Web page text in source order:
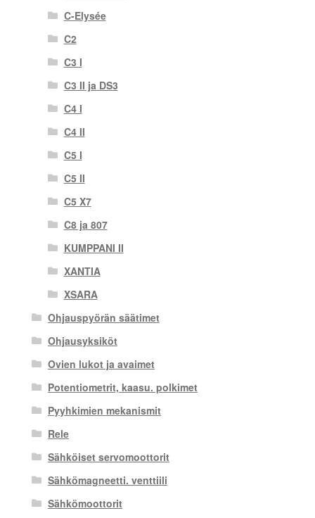
C-Elysée
C2
C3 I
C3 II ja DS3
C4 I
C4 II
C5 I
C5 II
C5 X7
C8 ja 807
KUMPPANI II
XANTIA
XSARA
Ohjauspyörän säätimet
Ohjausyksiköt
Ovien lukot ja avaimet
Potentiometrit, kaasu. polkimet
Pyyhkimien mekanismit
Rele
Sähköiset servomoottorit
Sähkömagneetti. venttiili
Sähkömoottorit